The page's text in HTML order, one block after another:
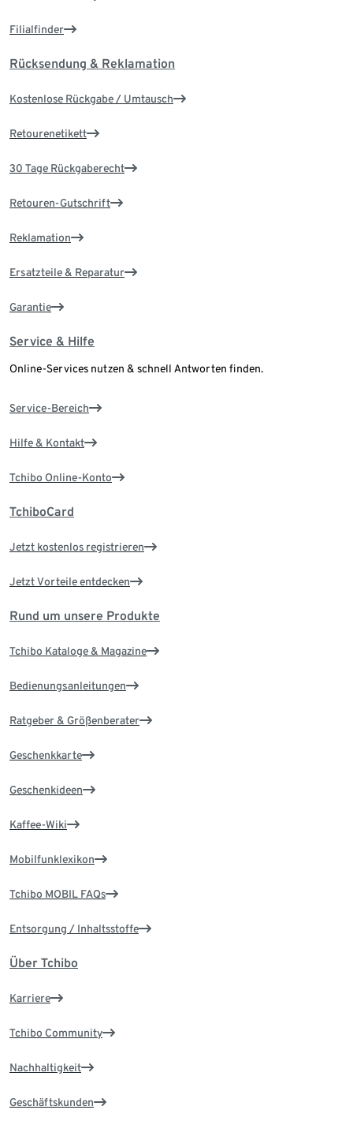
Filialfinder
Rücksendung & Reklamation
Kostenlose Rückgabe / Umtausch
Retourenetikett
30 Tage Rückgaberecht
Retouren-Gutschrift
Reklamation
Ersatzteile & Reparatur
Garantie
Service & Hilfe
Online-Services nutzen & schnell Antworten finden.
Service-Bereich
Hilfe & Kontakt
Tchibo Online-Konto
TchiboCard
Jetzt kostenlos registrieren
Jetzt Vorteile entdecken
Rund um unsere Produkte
Tchibo Kataloge & Magazine
Bedienungsanleitungen
Ratgeber & Größenberater
Geschenkkarte
Geschenkideen
Kaffee-Wiki
Mobilfunklexikon
Tchibo MOBIL FAQs
Entsorgung / Inhaltsstoffe
Über Tchibo
Karriere
Tchibo Community
Nachhaltigkeit
Geschäftskunden